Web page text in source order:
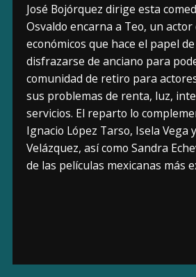
José Bojórquez dirige esta
Osvaldo encarna a Teo, un
económicos que hace el papel
disfrazarse de anciano para
comunidad de retiro para
sus problemas de renta, luz,
servicios. El reparto lo
Ignacio López Tarso, Isela Vega
Velázquez, así como Sandra
de las películas mexicanas más